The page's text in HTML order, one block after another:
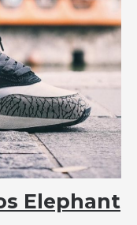
Elephant